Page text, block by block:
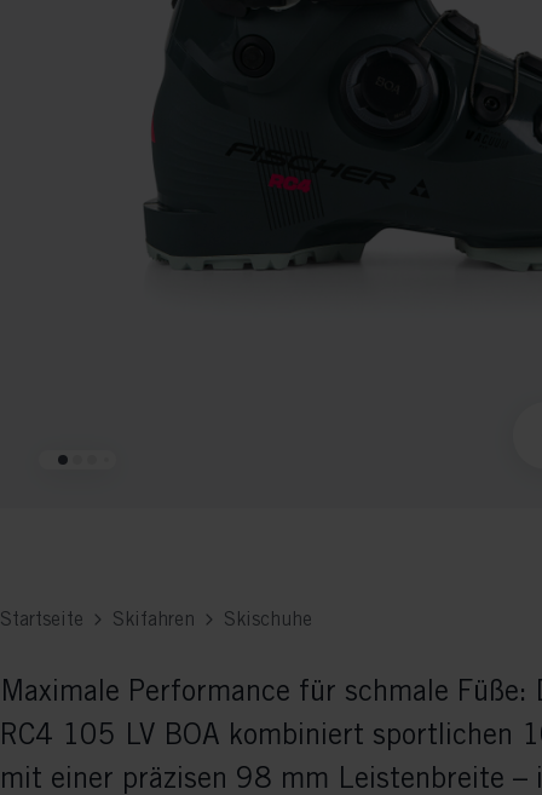
Startseite Skifahren Skischuhe
Maximale Performance für schmale Füße:
RC4 105 LV BOA kombiniert sportlichen
mit einer präzisen 98 mm Leistenbreite –